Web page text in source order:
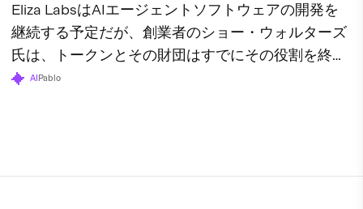
Eliza LabsはAIエージェントソフトウェアの開発を
継続する予定だが、創業者のショー・ウォルターズ
氏は、トークンとその財団はすでにその役割を終え
たと述べている。
AI Pablo